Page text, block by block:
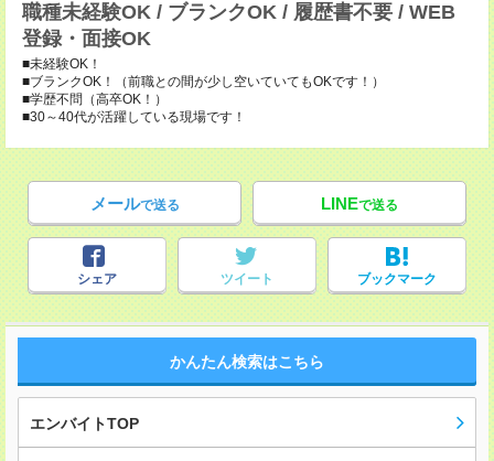
職種未経験OK / ブランクOK / 履歴書不要 / WEB
登録・面接OK
■未経験OK！
■ブランクOK！（前職との間が少し空いていてもOKです！）
■学歴不問（高卒OK！）
■30～40代が活躍している現場です！
メールで送る LINEで送る
シェア ツイート ブックマーク
かんたん検索はこちら
エンバイトTOP